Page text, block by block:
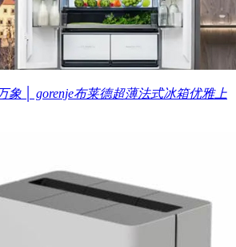
象 │ gorenje布莱德超薄法式冰箱优雅上